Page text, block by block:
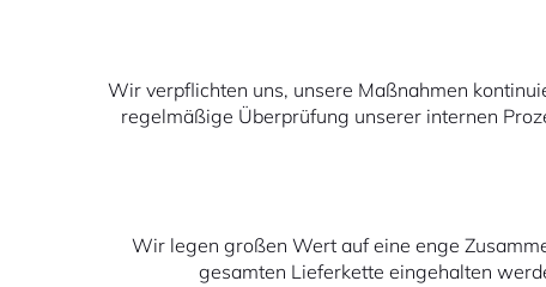
Wir verpflichten uns, unsere Maßnahmen
regelmäßige Überprüfung unserer internen
Wir legen großen Wert auf eine enge
gesamten Lieferkette eingehalten